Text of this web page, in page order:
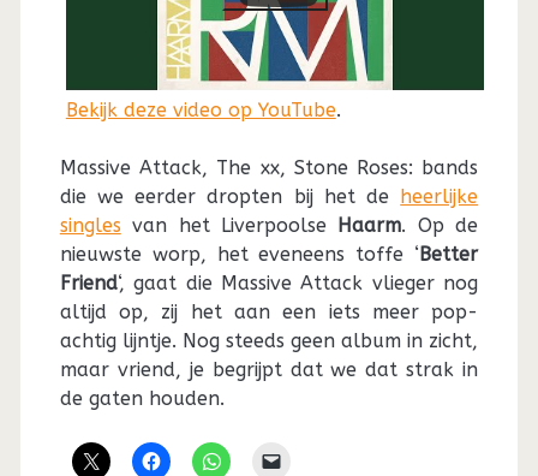
Bekijk deze video op YouTube.
Massive Attack, The xx, Stone Roses: bands
die we eerder dropten bij het de heerlijke
singles van het Liverpoolse Haarm. Op de
nieuwste worp, het eveneens toffe ‘Better
Friend‘, gaat die Massive Attack vlieger nog
altijd op, zij het aan een iets meer pop-
achtig lijntje. Nog steeds geen album in zicht,
maar vriend, je begrijpt dat we dat strak in
de gaten houden.